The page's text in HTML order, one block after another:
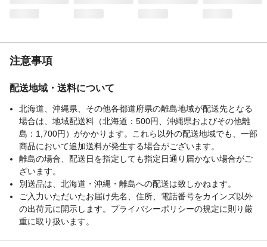
お手入れ方法
生産国
タイ
強化の種類
電子レンジ用
重量
１３０ｇ
注意事項
配送地域・送料について
北海道、沖縄県、その他各都道府県の離島地域が配送先となる
場合は、地域配送料（北海道：500円、沖縄県およびその他離
島：1,700円）がかかります。これら以外の配送地域でも、一部
商品において追加送料が発生する場合がございます。
離島の場合、配送日を指定しても指定日通り届かない場合がご
ざいます。
別送品は、北海道・沖縄・離島への配送は致しかねます。
ご入力いただいたお届け先名、住所、電話番号をカインズ以外
の出荷元に開示します。プライバシーポリシーの規定に則り厳
重に取り扱います。